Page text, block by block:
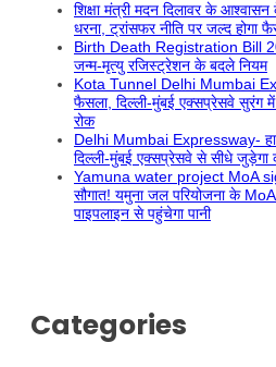
शिक्षा मंत्री मदन दिलावर के
धरना, ट्रांसफर नीति पर जल्द होगा
Birth Death Registration Bill
जन्म-मृत्यु रजिस्ट्रेशन के बदले नियम
Kota Tunnel Delhi Mumbai
फैसला, दिल्ली-मुंबई एक्सप्रेसवे सुरंग में
रोक
Delhi Mumbai Expressway-
दिल्ली-मुंबई एक्सप्रेसवे से सीधे जुड़ेगा
Yamuna water project MoA
सौगात! यमुना जल परियोजना के
पाइपलाइन से पहुंचेगा पानी
Categories